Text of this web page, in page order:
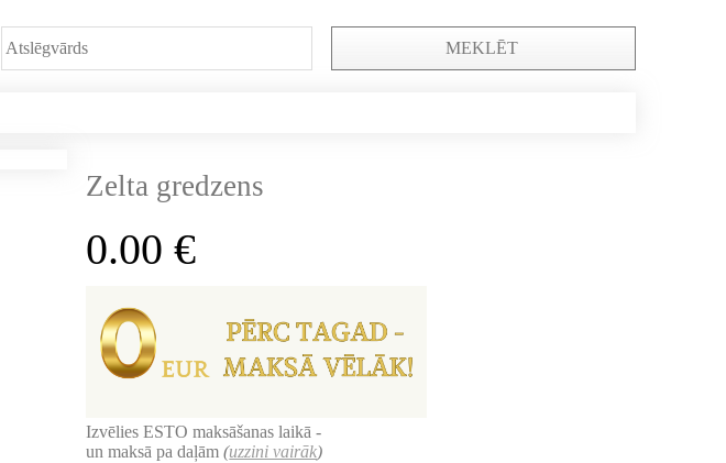
MEKLĒT
Zelta gredzens
0.00€
Izvēlies ESTO maksāšanas laikā -
un maksā pa daļām(uzzini vairāk)